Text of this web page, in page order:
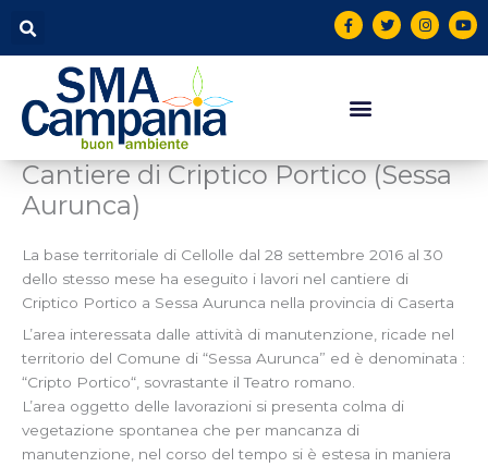
contenuto
F
a
c
e
o
k
T
w
i
t
I
n
s
t
Y
o
u
t
Cantiere di Criptico Portico (Sessa
Aurunca)
La base territoriale di Cellolle dal 28 settembre 2016 al 30
dello stesso mese ha eseguito i lavori nel cantiere di
Criptico Portico a Sessa Aurunca nella provincia di Caserta
L’area interessata dalle attività di manutenzione, ricade nel
territorio del Comune di “Sessa Aurunca” ed è denominata :
“Cripto Portico“, sovrastante il Teatro romano.
L’area oggetto delle lavorazioni si presenta colma di
vegetazione spontanea che per mancanza di
manutenzione, nel corso del tempo si è estesa in maniera